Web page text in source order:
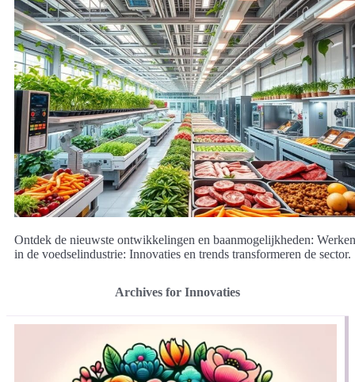
Ontdek de nieuwste ontwikkelingen en baanmogelijkheden: Werken
in de voedselindustrie: Innovaties en trends transformeren de sector.
Archives for Innovaties